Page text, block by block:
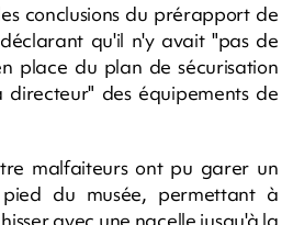
conclusions du prérapport de
qu'il n'y avait "pas de
place du plan de sécurisation
directeur" des équipements de
malfaiteurs ont pu garer un
du musée, permettant à